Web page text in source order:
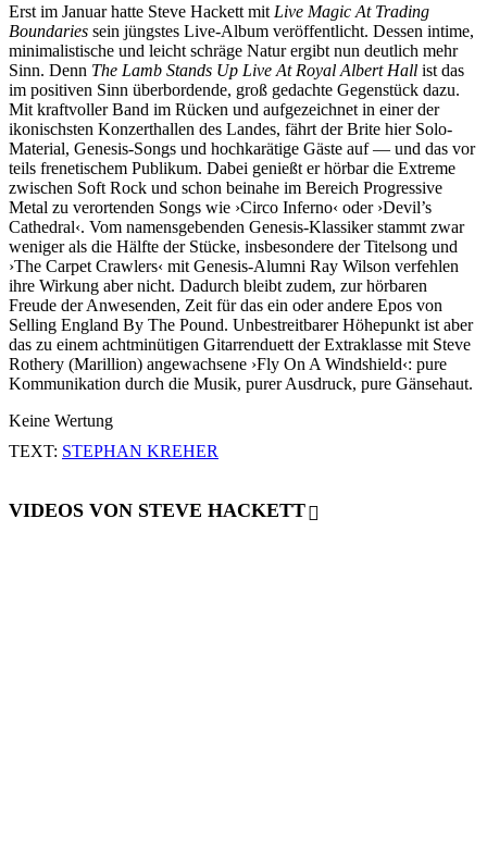
Erst im Januar hatte Steve Hackett mit Live Magic At Trading
Boundaries sein jüngstes Live-Album veröffentlicht. Dessen intime,
minimalistische und leicht schräge Natur ergibt nun deutlich mehr
Sinn. Denn The Lamb Stands Up Live At Royal Albert Hall ist das
im positiven Sinn überbordende, groß gedachte Gegenstück dazu.
Mit kraftvoller Band im Rücken und aufgezeichnet in einer der
ikonischsten Konzerthallen des Landes, fährt der Brite hier Solo-
Material, Genesis-Songs und hochkarätige Gäste auf — und das vor
teils frenetischem Publikum. Dabei genießt er hörbar die Extreme
zwischen Soft Rock und schon beinahe im Bereich Progressive
Metal zu verortenden Songs wie ›Circo Inferno‹ oder ›Devil’s
Cathedral‹. Vom namensgebenden Genesis-Klassiker stammt zwar
weniger als die Hälfte der Stücke, insbesondere der Titelsong und
›The Carpet Crawlers‹ mit Genesis-Alumni Ray Wilson verfehlen
ihre Wirkung aber nicht. Dadurch bleibt zudem, zur hörbaren
Freude der Anwesenden, Zeit für das ein oder andere Epos von
Selling England By The Pound. Unbestreitbarer Höhepunkt ist aber
das zu einem achtminütigen Gitarrenduett der Extraklasse mit Steve
Rothery (Marillion) angewachsene ›Fly On A Windshield‹: pure
Kommunikation durch die Musik, purer Ausdruck, pure Gänsehaut.
Keine Wertung
TEXT: STEPHAN KREHER
VIDEOS VON STEVE HACKETT